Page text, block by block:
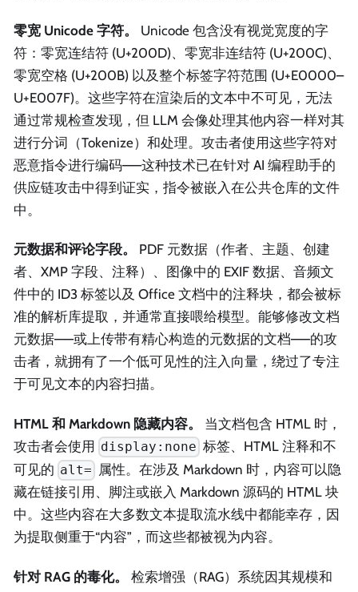
零宽 Unicode 字符。
Unicode 包含没有视觉宽度的字
符：零宽连结符 (U+200D)、零宽非连结符 (U+200C)、
零宽空格 (U+200B) 以及整个标签字符范围 (U+E0000–
U+E007F)。这些字符在渲染后的文本中不可见，无法
通过常规检查发现，但 LLM 会像处理其他内容一样对其
进行分词（Tokenize）和处理。攻击者使用这些字符对
恶意指令进行编码——这种技术已在针对 AI 编程助手的
供应链攻击中得到证实，指令被嵌入在公共仓库的文件
中。
元数据和评论字段。
PDF 元数据（作者、主题、创建
者、XMP 字段、注释）、图像中的 EXIF 数据、音频文
件中的 ID3 标签以及 Office 文档中的注释块，都会被标
准的解析库提取，并通常直接喂给模型。能够修改文档
元数据——或上传带有精心构造的元数据的文档——的攻
击者，就拥有了一个低可见性的注入向量，绕过了专注
于可见文本的内容扫描。
HTML 和 Markdown 隐藏内容。
当文档包含 HTML 时，
攻击者会使用 display:none 标签、HTML 注释和不
可见的 alt= 属性。在涉及 Markdown 时，内容可以隐
藏在链接引用、脚注或嵌入 Markdown 源码的 HTML 块
中。这些内容在大多数文本提取流水线中都能幸存，因
为提取侧重于“内容”，而这些都被视为内容。
针对 RAG 的毒化。
检索增强（RAG）系统因其规模和